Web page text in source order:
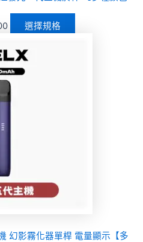
選擇規格
幻影霧化器單桿 電量顯示【多